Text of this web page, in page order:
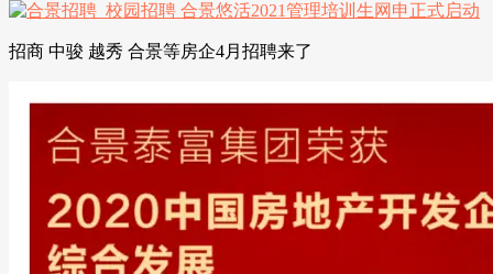
招商 中骏 越秀 合景等房企4月招聘来了